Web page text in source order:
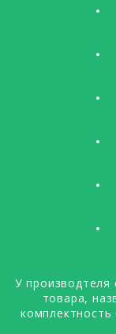
У производтеля
товара,
комплектность